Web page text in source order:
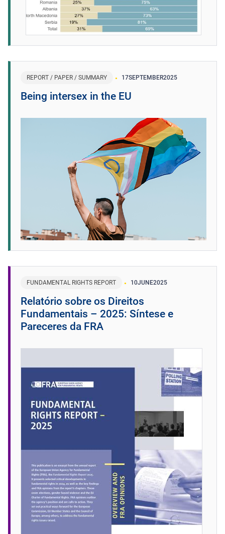
REPORT / PAPER / SUMMARY 17SEPTEMBER2025
Being intersex in the EU
FUNDAMENTAL RIGHTS REPORT 10JUNE2025
Relatório sobre os Direitos
Fundamentais – 2025: Síntese e
Pareceres da FRA